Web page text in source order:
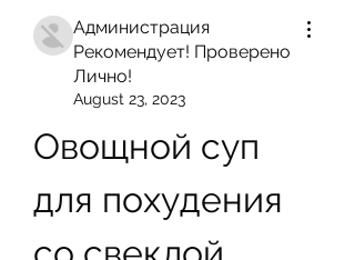
Администрация
Рекомендует! Проверено
Лично!
August 23, 2023
Овощной суп
для похудения